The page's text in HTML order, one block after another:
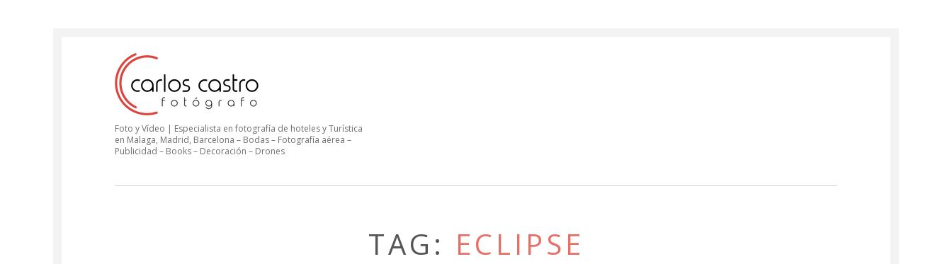
Foto y Vídeo | Especialista en fotografía de hoteles y Turística
en Malaga, Madrid, Barcelona – Bodas – Fotografía aérea –
Publicidad – Books – Decoración – Drones
TAG: ECLIPSE